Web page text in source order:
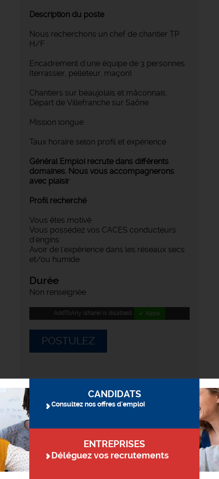
Description du poste
Nous recherchons un chef de chantier TP
H/F
‍Encadrement d'une équipe de 3 personnes
(terrassier, pelleteur, maçon)
Chantiers sur beaujolais et mâconnais.
Départ de Villefranche sur Saône
Mission longue
Taux horaire selon profil et expérience
Général Emploi recrute dans différents
domaines. Nous vous accompagnerons
avec plaisir
Profil recherché
Vous êtes motivé
Vous possédez vos CACES conducteurs
d'engins
Avoir de l'expérience dans les réseaux secs
et/ou humide
Durée
Non renseignée
AddToAny (share) is disabled. ✓ Allow
POSTULEZ
CANDIDATS
Consultez nos offres d'emploi
ENTREPRISES
Déléguez vos recrutements